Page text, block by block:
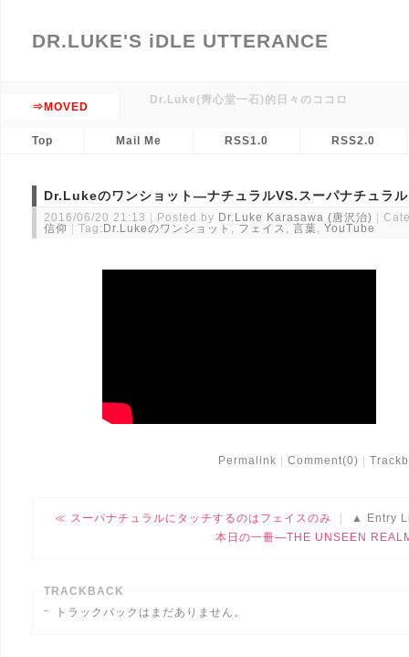
DR.LUKE'S iDLE UTTERANCE
Dr.Luke(靑心堂一石)的日々のココロ
⇒MOVED
Top Mail Me RSS1.0 RSS2.0
Dr.Lukeのワンショット―ナチュラルVS.スーパナチュラル
2016/06/20 21:13 Posted by Dr.Luke Karasawa (唐沢治)
信仰
Tag: Dr.Lukeのワンショット , フェイス , 言葉, YouTube
Permalink Comment(0)
スーパナチュラルにタッチするのはフェイスのみ
Entry
本日の一冊―THE UNSEEN
TRACKBACK
トラックバックはまだありません。